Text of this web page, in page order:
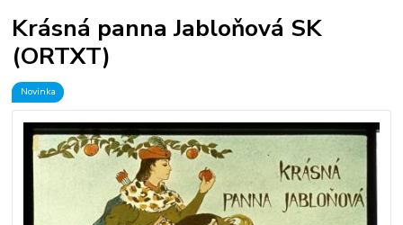
Krásná panna Jabloňová SK
(ORTXT)
Novinka